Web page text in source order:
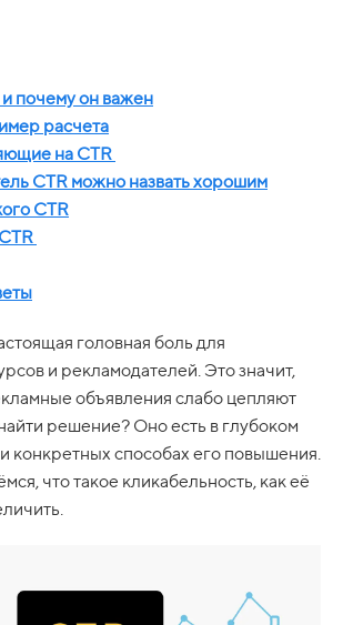
и почему он важен
расчета
на CTR
CTR можно назвать хорошим
CTR
CTR
головная боль для
и рекламодателей. Это значит,
объявления слабо цепляют
решение? Оно есть в глубоком
конкретных способах его повышения.
что такое кликабельность, как её